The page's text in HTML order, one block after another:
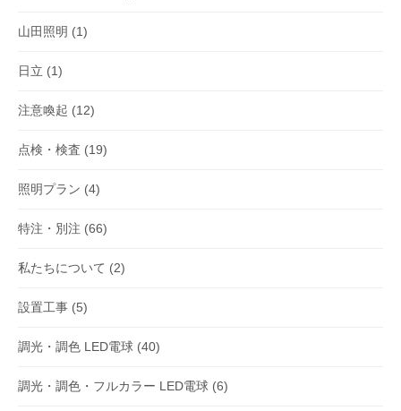
山田照明 (1)
日立 (1)
注意喚起 (12)
点検・検査 (19)
照明プラン (4)
特注・別注 (66)
私たちについて (2)
設置工事 (5)
調光・調色 LED電球 (40)
調光・調色・フルカラー LED電球 (6)